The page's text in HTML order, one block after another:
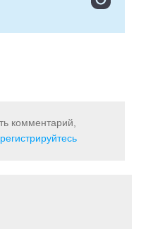
комментарий,